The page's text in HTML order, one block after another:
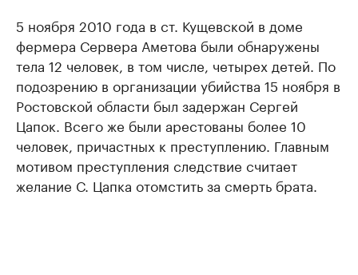
5 ноября 2010 года в ст. Кущевской в доме
фермера Сервера Аметова были обнаружены
тела 12 человек, в том числе, четырех детей. По
подозрению в организации убийства 15 ноября в
Ростовской области был задержан Сергей
Цапок. Всего же были арестованы более 10
человек, причастных к преступлению. Главным
мотивом преступления следствие считает
желание С. Цапка отомстить за смерть брата.